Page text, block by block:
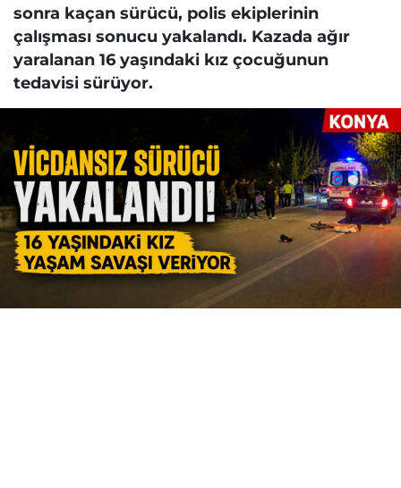
sonra kaçan sürücü, polis ekiplerinin
çalışması sonucu yakalandı. Kazada ağır
yaralanan 16 yaşındaki kız çocuğunun
tedavisi sürüyor.